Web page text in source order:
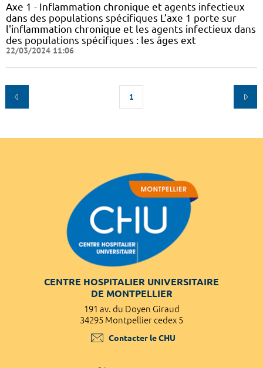
Axe 1 - Inflammation chronique et agents infectieux
dans des populations spécifiques L’axe 1 porte sur
l'inflammation chronique et les agents infectieux dans
des populations spécifiques : les âges ext
22/03/2024 11:06
1
CENTRE HOSPITALIER UNIVERSITAIRE
DE MONTPELLIER
191 av. du Doyen Giraud
34295 Montpellier cedex 5
Contacter le CHU